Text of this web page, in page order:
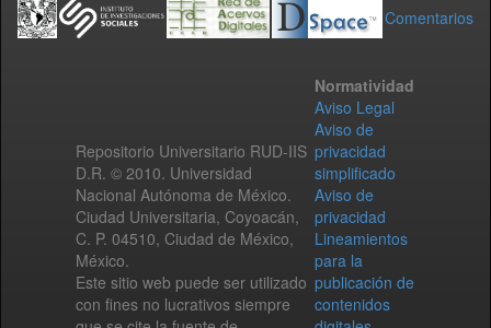
Comentarios
Repositorio Universitario RUD-IIS
D.R. © 2010. Universidad
Nacional Autónoma de México.
Ciudad Universitaria, Coyoacán,
C. P. 04510, Ciudad de México,
México.
Este sitio web puede ser utilizado
con fines no lucrativos siempre
Normatividad
Aviso Legal
Aviso de
privacidad
simplificado
Aviso de
privacidad
Lineamientos
para la
publicación de
contenidos